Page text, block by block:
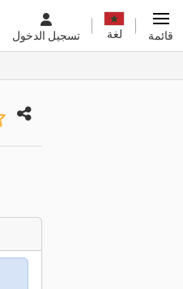
تسجيل الدخول لغة قائمة